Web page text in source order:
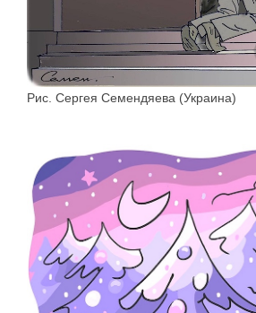
Рис. Сергея Семендяева (Украина)